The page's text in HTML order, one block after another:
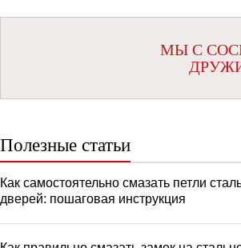
МЫ С
Полезные статьи
Как самостоятельно смазать петли
дверей: пошаговая инструкция